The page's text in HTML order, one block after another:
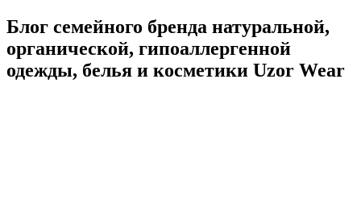
Блог семейного бренда натуральной,
органической, гипоаллергенной
одежды, белья и косметики Uzor Wear